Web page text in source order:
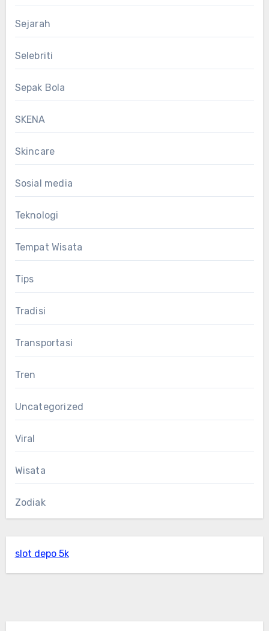
Sejarah
Selebriti
Sepak Bola
SKENA
Skincare
Sosial media
Teknologi
Tempat Wisata
Tips
Tradisi
Transportasi
Tren
Uncategorized
Viral
Wisata
Zodiak
slot depo 5k